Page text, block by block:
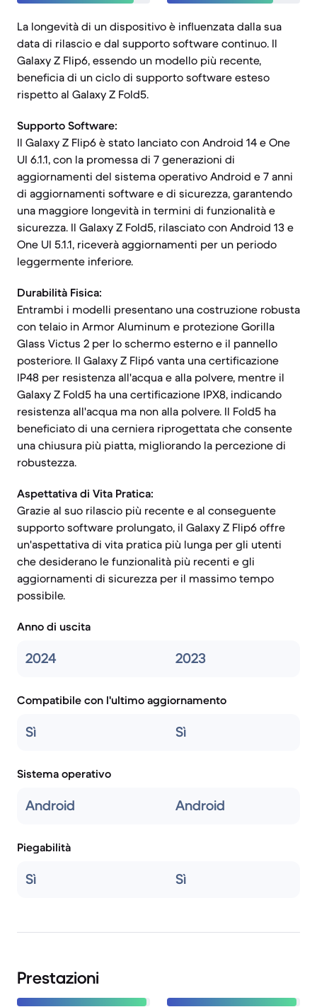
La longevità di un dispositivo è influenzata dalla sua
data di rilascio e dal supporto software continuo. Il
Galaxy Z Flip6, essendo un modello più recente,
beneficia di un ciclo di supporto software esteso
rispetto al Galaxy Z Fold5.
Supporto Software:
Il Galaxy Z Flip6 è stato lanciato con Android 14 e One
UI 6.1.1, con la promessa di 7 generazioni di
aggiornamenti del sistema operativo Android e 7 anni
di aggiornamenti software e di sicurezza, garantendo
una maggiore longevità in termini di funzionalità e
sicurezza. Il Galaxy Z Fold5, rilasciato con Android 13 e
One UI 5.1.1, riceverà aggiornamenti per un periodo
leggermente inferiore.
Durabilità Fisica:
Entrambi i modelli presentano una costruzione robusta
con telaio in Armor Aluminum e protezione Gorilla
Glass Victus 2 per lo schermo esterno e il pannello
posteriore. Il Galaxy Z Flip6 vanta una certificazione
IP48 per resistenza all'acqua e alla polvere, mentre il
Galaxy Z Fold5 ha una certificazione IPX8, indicando
resistenza all'acqua ma non alla polvere. Il Fold5 ha
beneficiato di una cerniera riprogettata che consente
una chiusura più piatta, migliorando la percezione di
robustezza.
Aspettativa di Vita Pratica:
Grazie al suo rilascio più recente e al conseguente
supporto software prolungato, il Galaxy Z Flip6 offre
un'aspettativa di vita pratica più lunga per gli utenti
che desiderano le funzionalità più recenti e gli
aggiornamenti di sicurezza per il massimo tempo
possibile.
Anno di uscita
2024 2023
Compatibile con l'ultimo aggiornamento
Sì Sì
Sistema operativo
Android Android
Piegabilità
Sì Sì
Prestazioni